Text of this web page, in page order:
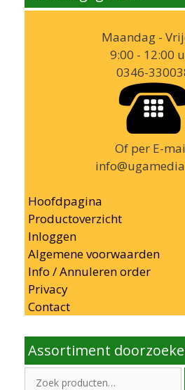
Maandag -
9:00 - 12:00
0346-
Of per E-
Hoofdpagina
Productoverzicht
Inloggen
Algemene voorwaarden
Info / Annuleren order
Privacy
Contact
Assortiment
Zoeken